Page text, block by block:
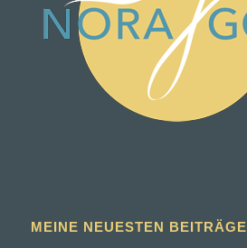
MEINE NEUESTEN BEITRÄGE